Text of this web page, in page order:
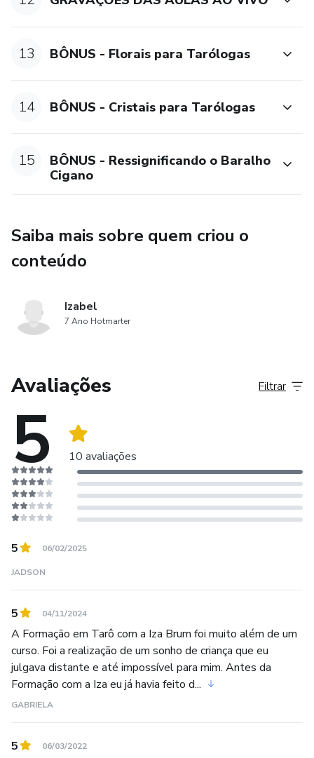
13 BÔNUS - Florais para Tarólogas
14 BÔNUS - Cristais para Tarólogas
15
BÔNUS - Ressignificando o Baralho
Cigano
Saiba mais sobre quem criou o
conteúdo
Izabel
7 Ano Hotmarter
Avaliações
5 10 avaliações
Filtrar
5 06/02/2025
JADSON
5 04/11/2024
A Formação em Tarô com a Iza Brum foi muito além de um
curso. Foi a realização de um sonho de criança que eu
julgava distante e até impossível para mim. Antes da
Formação com a Iza eu já havia feito d...
GABRIELA
5 06/03/2022